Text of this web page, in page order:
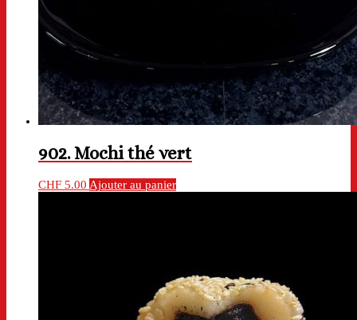
902. Mochi thé vert
CHF 5.00 Ajouter au panier